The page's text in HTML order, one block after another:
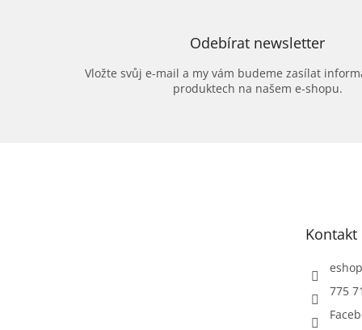
Odebírat newsletter
Vložte svůj e-mail a my vám budeme zasílat
produktech na našem e-shopu.
Kontakt
eshop
775